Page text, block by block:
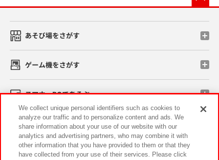
あそび場をさがす
ゲーム機をさがす
スマホ・PCであそぶ
イベント・キャンペーン
We collect unique personal identifiers such as cookies to
analyze our traffic and to personalize content and ads. We
share information about your use of our website with our
analytics and advertising partners, who may combine it with
other information that you have provided to them or that they
have collected from your use of their services. Please click